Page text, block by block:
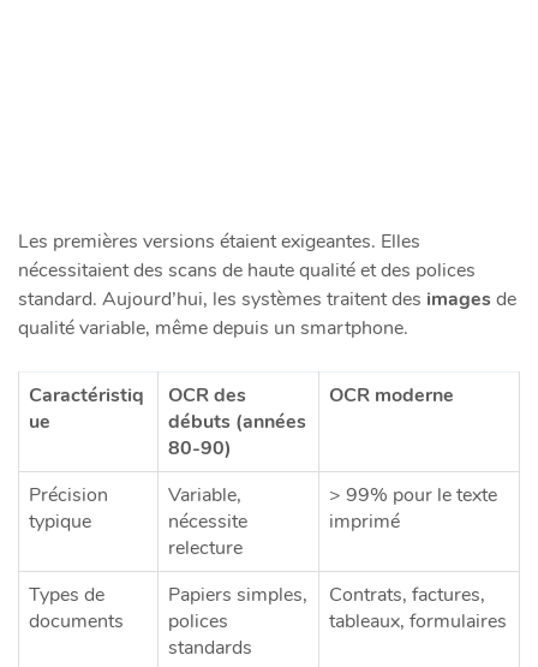
Les premières versions étaient exigeantes. Elles
nécessitaient des scans de haute qualité et des polices
standard. Aujourd’hui, les systèmes traitent des imagesde
qualité variable, même depuis un smartphone.
Caractéristiq
ue
OCR des
débuts (années
80-90)
OCR moderne
Précision
typique
Variable,
nécessite
relecture
> 99% pour le texte
imprimé
Types de
documents
Papiers simples,
polices
standards
Contrats, factures,
tableaux, formulaires